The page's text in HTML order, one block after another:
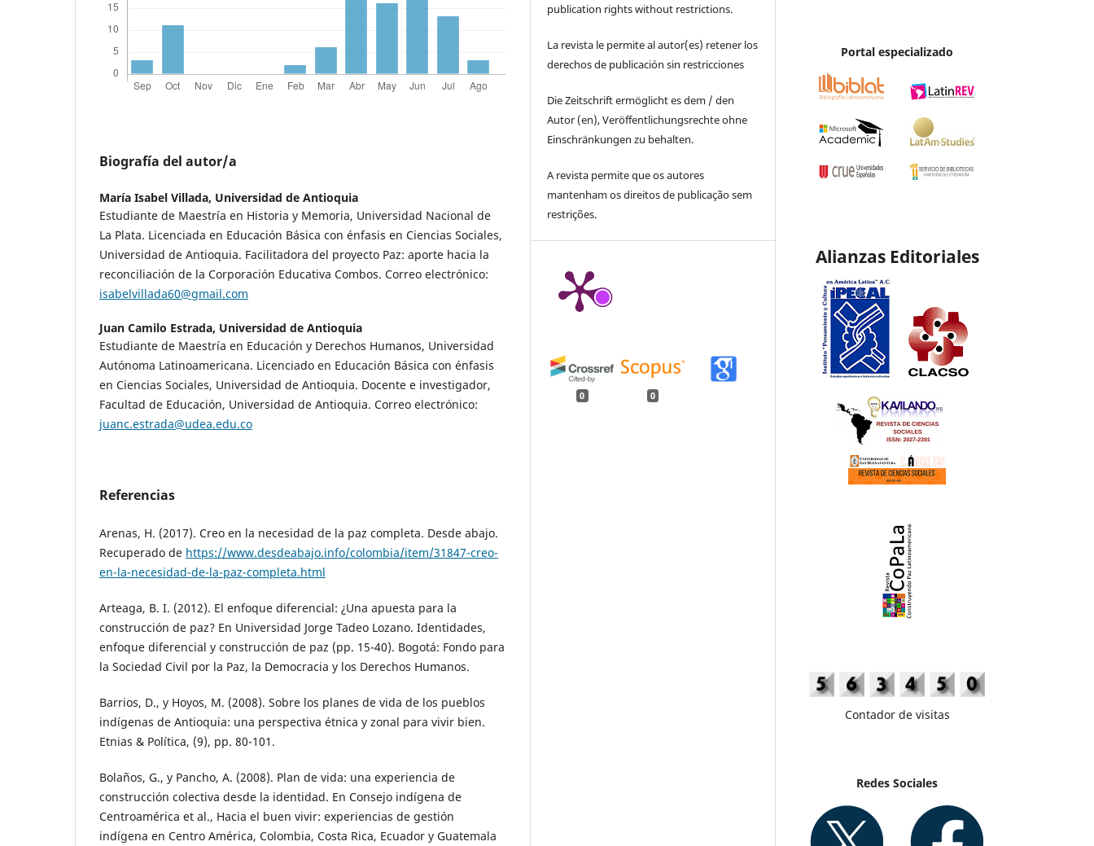
Biografía del autor/a
María Isabel Villada, Universidad de Antioquia
Estudiante de Maestría en Historia y Memoria, Universidad Nacional de
La Plata. Licenciada en Educación Básica con énfasis en Ciencias Sociales,
Universidad de Antioquia. Facilitadora del proyecto Paz: aporte hacia la
reconciliación de la Corporación Educativa Combos. Correo electrónico:
isabelvillada60@gmail.com
Juan Camilo Estrada, Universidad de Antioquia
Estudiante de Maestría en Educación y Derechos Humanos, Universidad
Autónoma Latinoamericana. Licenciado en Educación Básica con énfasis
en Ciencias Sociales, Universidad de Antioquia. Docente e investigador,
Facultad de Educación, Universidad de Antioquia. Correo electrónico:
juanc.estrada@udea.edu.co
Referencias
Arenas, H. (2017). Creo en la necesidad de la paz completa. Desde abajo.
Recuperado de https://www.desdeabajo.info/colombia/item/31847-creo-
en-la-necesidad-de-la-paz-completa.html
Arteaga, B. I. (2012). El enfoque diferencial: ¿Una apuesta para la
construcción de paz? En Universidad Jorge Tadeo Lozano. Identidades,
enfoque diferencial y construcción de paz (pp. 15-40). Bogotá: Fondo para
la Sociedad Civil por la Paz, la Democracia y los Derechos Humanos.
Barrios, D., y Hoyos, M. (2008). Sobre los planes de vida de los pueblos
indígenas de Antioquia: una perspectiva étnica y zonal para vivir bien.
Etnias & Política, (9), pp. 80-101.
Bolaños, G., y Pancho, A. (2008). Plan de vida: una experiencia de
construcción colectiva desde la identidad. En Consejo indígena de
Centroamérica et al., Hacia el buen vivir: experiencias de gestión
indígena en Centro América, Colombia, Costa Rica, Ecuador y Guatemala
publication rights without restrictions.
La revista le permite al autor(es) retener los
derechos de publicación sin restricciones
Die Zeitschrift ermöglicht es dem / den
Autor (en), Veröffentlichungsrechte ohne
Einschränkungen zu behalten.
A revista permite que os autores
mantenham os direitos de publicação sem
restrições.
0 0
Portal especializado
Alianzas Editoriales
Contador de visitas
Redes Sociales